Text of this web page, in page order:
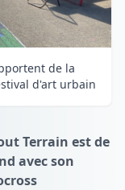
de la
d'art urbain
Terrain est de
avec son